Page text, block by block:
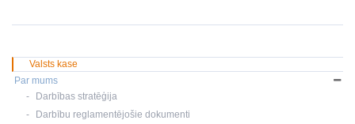
Valsts kase
Par mums
Darbības stratēģija
Darbību reglamentējošie dokumenti